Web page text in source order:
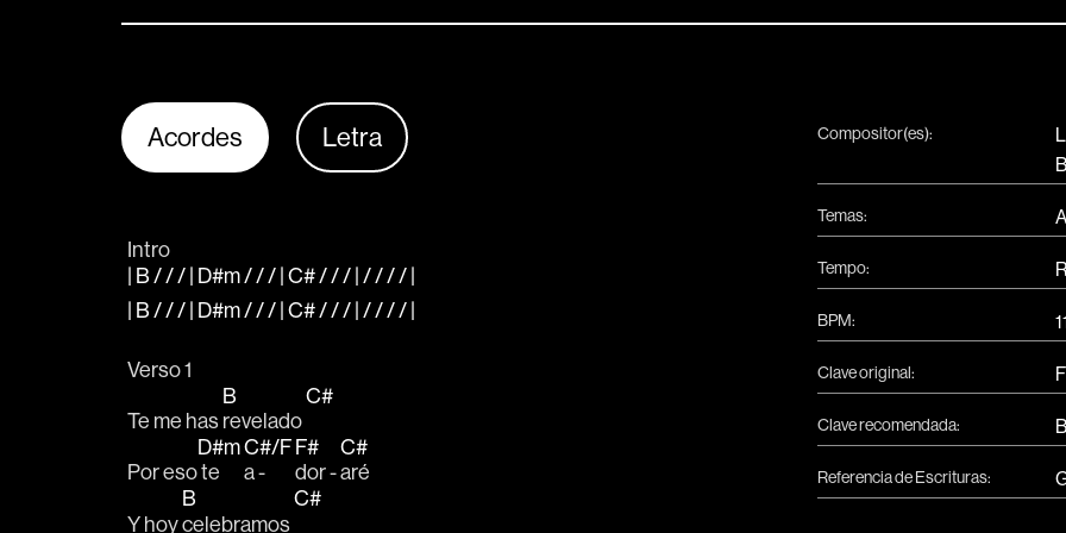
Acordes Letra
Intro
| B / / / | D#m / / / | C# / / / | / / / / |
| B / / / | D#m / / / | C# / / / | / / / / |
Verso 1
Te me has
B
revelado
C#
Por eso
D#m
te
C#/F
a -
F#
dor -
C#
aré
Y hoy
B
celebramos
C#
Compositor(es):
Temas:
Tempo:
BPM:
Clave original:
Clave recomendada: B
Referencia de Escrituras: